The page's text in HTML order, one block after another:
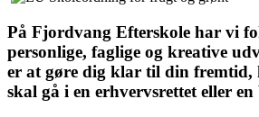
På Fjordvang Efterskole har vi
personlige, faglige og kreative
er at gøre dig klar til din fremtid,
skal gå i en erhvervsrettet eller